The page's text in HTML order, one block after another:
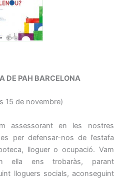
DE PAH BARCELONA
15 de novembre)
assessorant en les nostres
per defensar-nos de l’estafa
lloguer o ocupació. Vam
ens trobaràs, parant
lloguers socials, aconseguint